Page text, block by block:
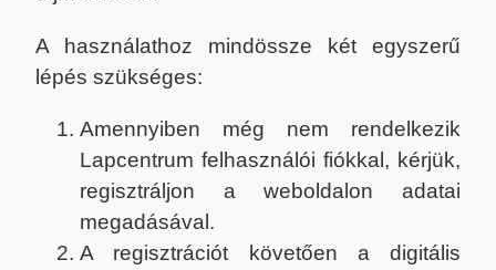
A használathoz mindössze két egyszerű
lépés szükséges:
Amennyiben még nem rendelkezik
Lapcentrum felhasználói fiókkal, kérjük,
regisztráljon a weboldalon adatai
megadásával.
A regisztrációt követően a digitális